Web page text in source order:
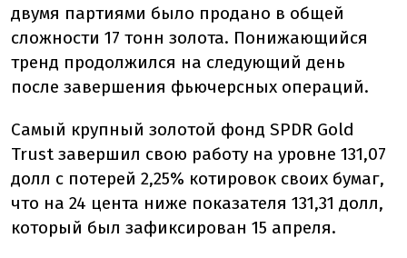
двумя партиями было продано в общей
сложности 17 тонн золота. Понижающийся
тренд продолжился на следующий день
после завершения фьючерсных операций.
Самый крупный золотой фонд SPDR Gold
Trust завершил свою работу на уровне 131,07
долл с потерей 2,25% котировок своих бумаг,
что на 24 цента ниже показателя 131,31 долл,
который был зафиксирован 15 апреля.